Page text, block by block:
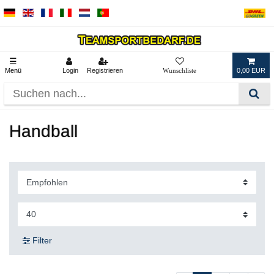
☰
Menü Login Registrieren 0,00 EUR
Handball
Filter